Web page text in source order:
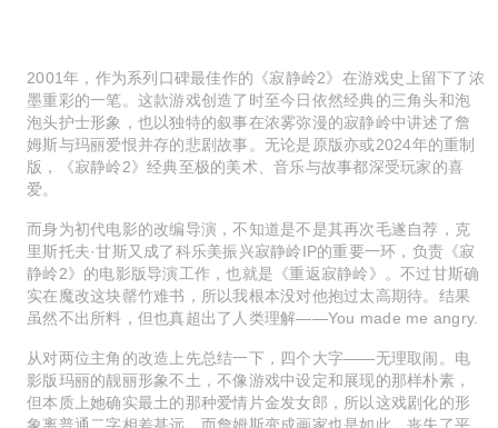
2001年，作为系列口碑最佳作的《寂静岭2》在游戏史上留下了浓
墨重彩的一笔。这款游戏创造了时至今日依然经典的三角头和泡
泡头护士形象，也以独特的叙事在浓雾弥漫的寂静岭中讲述了詹
姆斯与玛丽爱恨并存的悲剧故事。无论是原版亦或2024年的重制
版，《寂静岭2》经典至极的美术、音乐与故事都深受玩家的喜
爱。
而身为初代电影的改编导演，不知道是不是其再次毛遂自荐，克
里斯托夫·甘斯又成了科乐美振兴寂静岭IP的重要一环，负责《寂
静岭2》的电影版导演工作，也就是《重返寂静岭》。不过甘斯确
实在魔改这块罄竹难书，所以我根本没对他抱过太高期待。结果
虽然不出所料，但也真超出了人类理解——You made me angry.
从对两位主角的改造上先总结一下，四个大字——无理取闹。电
影版玛丽的靓丽形象不土，不像游戏中设定和展现的那样朴素，
但本质上她确实最土的那种爱情片金发女郎，所以这戏剧化的形